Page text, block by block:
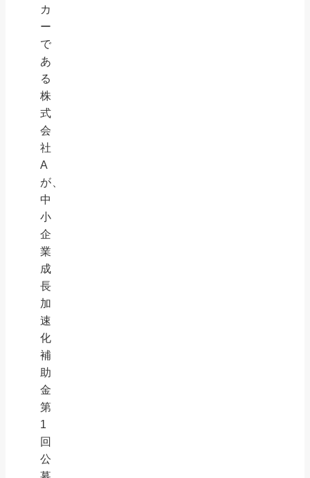
カ
ー
で
あ
る
株
式
会
社
A
が、
中
小
企
業
成
長
加
速
化
補
助
金
第
1
回
公